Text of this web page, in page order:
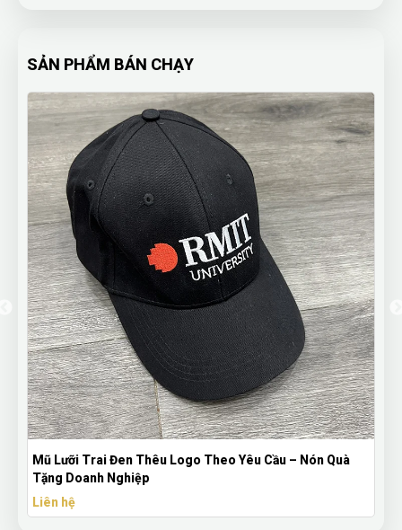
SẢN PHẨM BÁN CHẠY
Mũ Lưỡi Trai Đen Thêu Logo Theo Yêu Cầu – Nón Quà
Tặng Doanh Nghiệp
Liên hệ